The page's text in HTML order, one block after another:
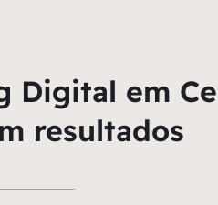
Digital em
resultados